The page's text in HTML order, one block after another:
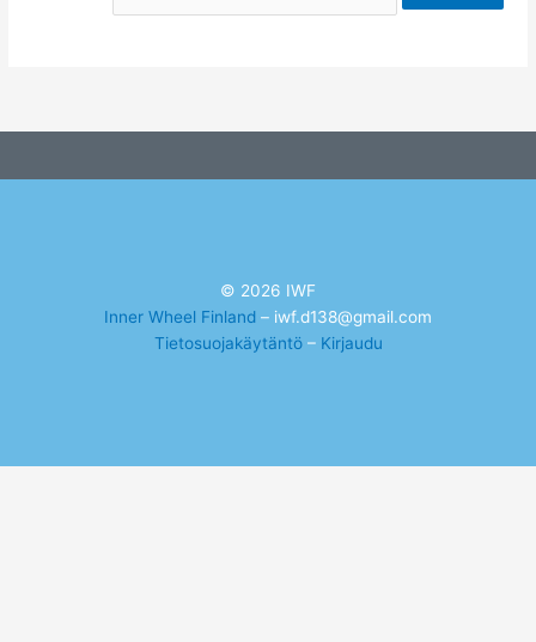
© 2026 IWF
Inner Wheel Finland – iwf.d138@gmail.com
Tietosuojakäytäntö– Kirjaudu